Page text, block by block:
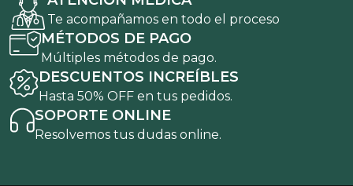
Te acompañamos en todo el proceso
MÉTODOS DE PAGO
Múltiples métodos de pago.
DESCUENTOS INCREÍBLES
Hasta 50% OFF en tus pedidos.
SOPORTE ONLINE
Resolvemos tus dudas online.